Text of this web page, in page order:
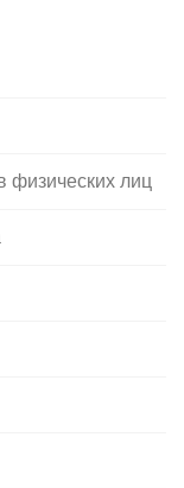
физических лиц